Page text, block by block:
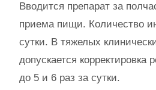
Вводится препарат за
приема пищи. Количество
сутки. В тяжелых
допускается корректировка
до 5 и 6 раз за сутки.